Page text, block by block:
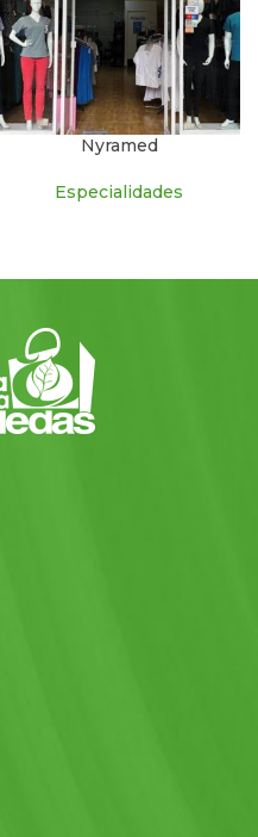
Nyramed
Especialidades